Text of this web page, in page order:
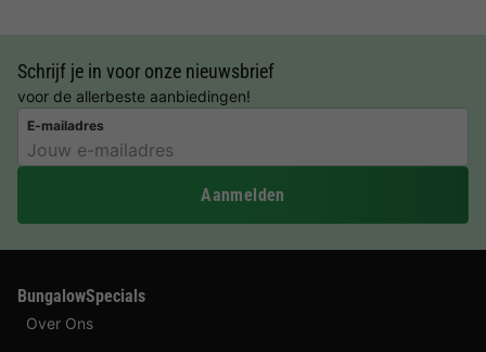
Schrijf je in voor onze nieuwsbrief
voor de allerbeste aanbiedingen!
E-mailadres
Aanmelden
BungalowSpecials
Over Ons